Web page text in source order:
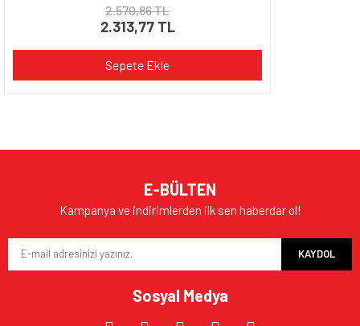
2.570,86 TL
2.313,77 TL
Sepete Ekle
E-BÜLTEN
Kampanya ve indirimlerden ilk sen haberdar ol!
KAYDOL
Sosyal Medya